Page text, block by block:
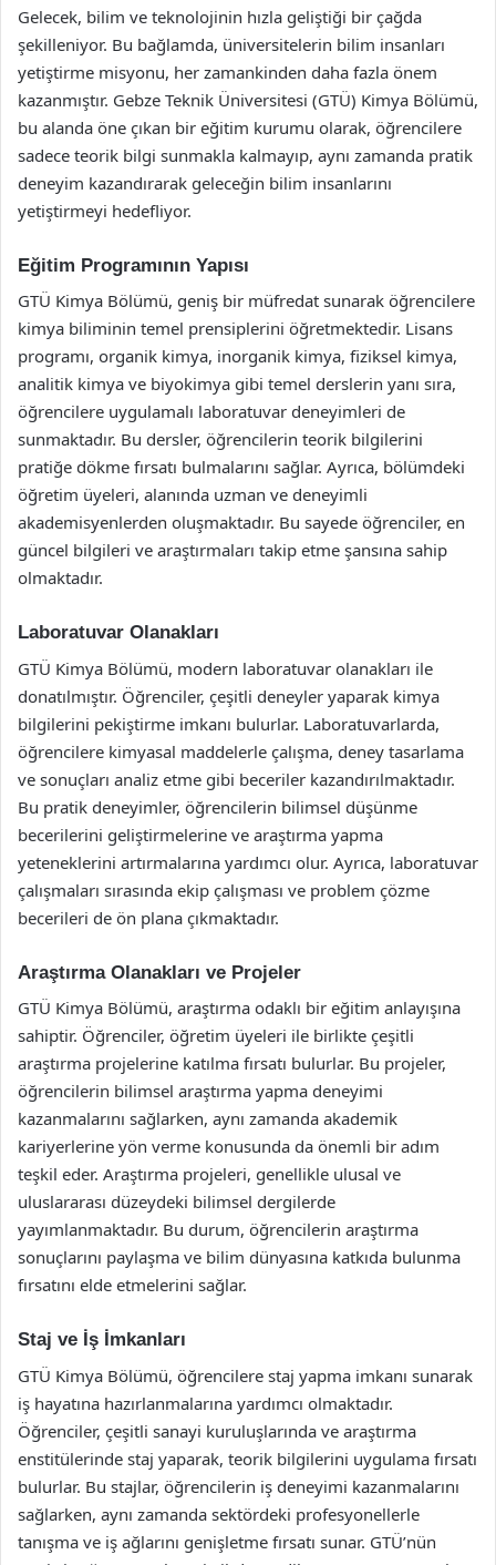
Gelecek, bilim ve teknolojinin hızla geliştiği bir çağda
şekilleniyor. Bu bağlamda, üniversitelerin bilim insanları
yetiştirme misyonu, her zamankinden daha fazla önem
kazanmıştır. Gebze Teknik Üniversitesi (GTÜ) Kimya Bölümü,
bu alanda öne çıkan bir eğitim kurumu olarak, öğrencilere
sadece teorik bilgi sunmakla kalmayıp, aynı zamanda pratik
deneyim kazandırarak geleceğin bilim insanlarını
yetiştirmeyi hedefliyor.
Eğitim Programının Yapısı
GTÜ Kimya Bölümü, geniş bir müfredat sunarak öğrencilere
kimya biliminin temel prensiplerini öğretmektedir. Lisans
programı, organik kimya, inorganik kimya, fiziksel kimya,
analitik kimya ve biyokimya gibi temel derslerin yanı sıra,
öğrencilere uygulamalı laboratuvar deneyimleri de
sunmaktadır. Bu dersler, öğrencilerin teorik bilgilerini
pratiğe dökme fırsatı bulmalarını sağlar. Ayrıca, bölümdeki
öğretim üyeleri, alanında uzman ve deneyimli
akademisyenlerden oluşmaktadır. Bu sayede öğrenciler, en
güncel bilgileri ve araştırmaları takip etme şansına sahip
olmaktadır.
Laboratuvar Olanakları
GTÜ Kimya Bölümü, modern laboratuvar olanakları ile
donatılmıştır. Öğrenciler, çeşitli deneyler yaparak kimya
bilgilerini pekiştirme imkanı bulurlar. Laboratuvarlarda,
öğrencilere kimyasal maddelerle çalışma, deney tasarlama
ve sonuçları analiz etme gibi beceriler kazandırılmaktadır.
Bu pratik deneyimler, öğrencilerin bilimsel düşünme
becerilerini geliştirmelerine ve araştırma yapma
yeteneklerini artırmalarına yardımcı olur. Ayrıca, laboratuvar
çalışmaları sırasında ekip çalışması ve problem çözme
becerileri de ön plana çıkmaktadır.
Araştırma Olanakları ve Projeler
GTÜ Kimya Bölümü, araştırma odaklı bir eğitim anlayışına
sahiptir. Öğrenciler, öğretim üyeleri ile birlikte çeşitli
araştırma projelerine katılma fırsatı bulurlar. Bu projeler,
öğrencilerin bilimsel araştırma yapma deneyimi
kazanmalarını sağlarken, aynı zamanda akademik
kariyerlerine yön verme konusunda da önemli bir adım
teşkil eder. Araştırma projeleri, genellikle ulusal ve
uluslararası düzeydeki bilimsel dergilerde
yayımlanmaktadır. Bu durum, öğrencilerin araştırma
sonuçlarını paylaşma ve bilim dünyasına katkıda bulunma
fırsatını elde etmelerini sağlar.
Staj ve İş İmkanları
GTÜ Kimya Bölümü, öğrencilere staj yapma imkanı sunarak
iş hayatına hazırlanmalarına yardımcı olmaktadır.
Öğrenciler, çeşitli sanayi kuruluşlarında ve araştırma
enstitülerinde staj yaparak, teorik bilgilerini uygulama fırsatı
bulurlar. Bu stajlar, öğrencilerin iş deneyimi kazanmalarını
sağlarken, aynı zamanda sektördeki profesyonellerle
tanışma ve iş ağlarını genişletme fırsatı sunar. GTÜ’nün